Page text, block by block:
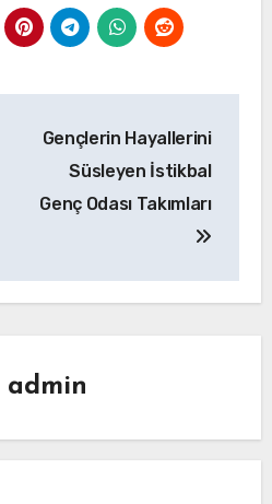
Gençlerin Hayallerini
Süsleyen İstikbal
Genç Odası Takımları
admin